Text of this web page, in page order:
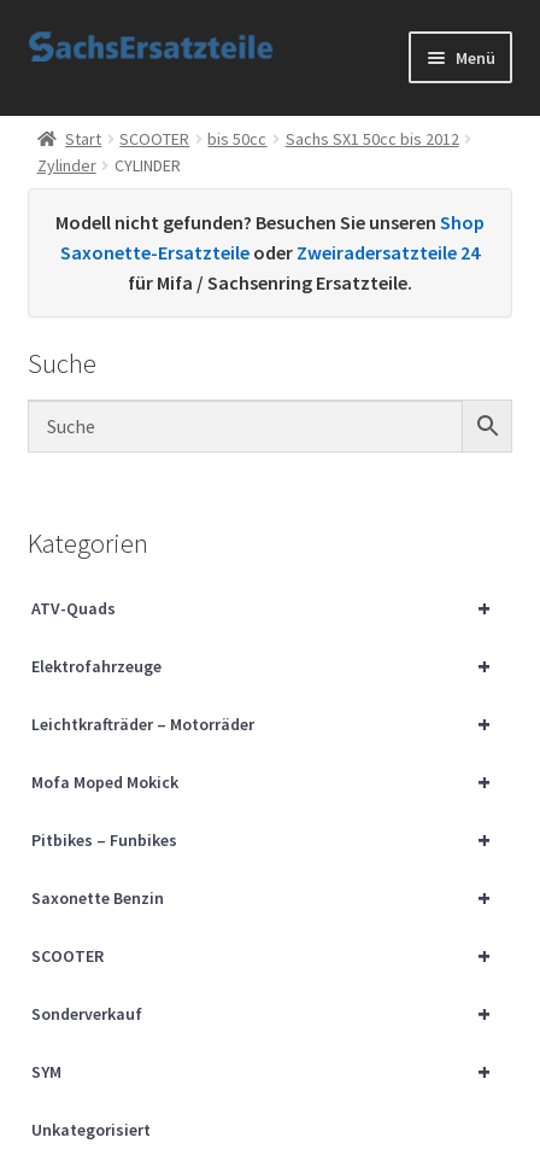
Zur
Zum
Menü
Start
AGB
Datenschutzerklärung
Kontakt
Sachs Ersatzteile
Über uns
Start SCOOTER bis 50cc
Sachs SX1 50cc bis 2012
Zylinder
CYLINDER
Modell nicht gefunden? Besuchen Sie unseren Shop
Saxonette-Ersatzteile oder Zweiradersatzteile 24
für Mifa / Sachsenring Ersatzteile.
Suche
Kategorien
+
ATV-Quads
+
Elektrofahrzeuge
+
Leichtkrafträder – Motorräder
+
Mofa Moped Mokick
+
Pitbikes – Funbikes
+
Saxonette Benzin
+
SCOOTER
+
Sonderverkauf
+
SYM
Unkategorisiert